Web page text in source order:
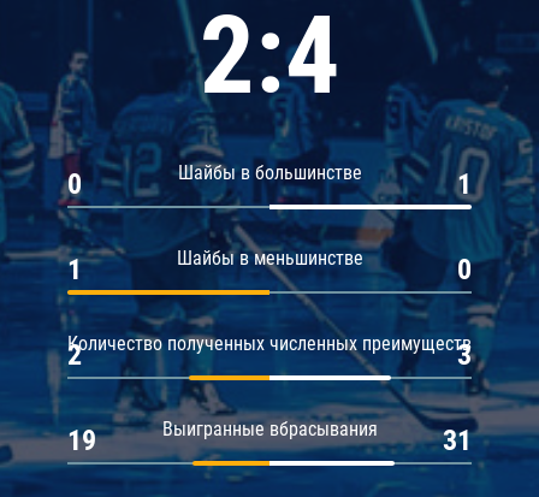
2:4
Шайбы в большинстве
0 1
Шайбы в меньшинстве
1 0
Количество полученных численных преимуществ
2 3
Выигранные вбрасывания
19 31